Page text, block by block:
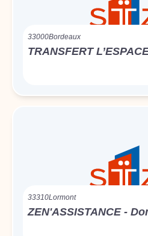
33000Bordeaux
TRANSFERT
33310Lormont
ZEN'ASSISTANCE -